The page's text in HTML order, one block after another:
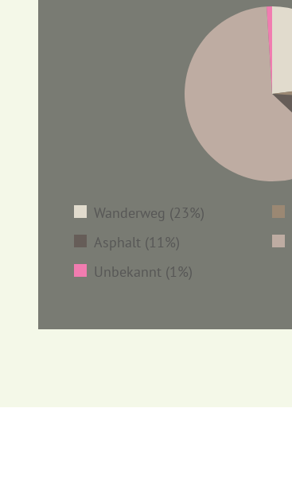
Wanderweg (23%)
Asphalt (11%)
Unbekannt (1%)